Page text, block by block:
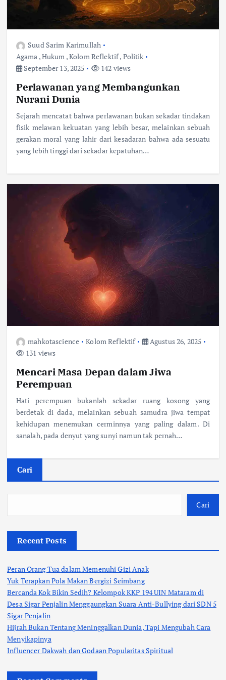
Suud Sarim Karimullah
Agama ,Hukum ,Kolom Reflektif, Politik
September 13, 2025
142 views
Perlawanan yang Membangunkan
Nurani Dunia
Sejarah mencatat bahwa perlawanan bukan sekadar tindakan
fisik melawan kekuatan yang lebih besar, melainkan sebuah
gerakan moral yang lahir dari kesadaran bahwa ada sesuatu
yang lebih tinggi dari sekadar kepatuhan…
mahkotascience Kolom Reflektif
Agustus 26, 2025
131 views
Mencari Masa Depan dalam Jiwa
Perempuan
Hati perempuan bukanlah sekadar ruang kosong yang
berdetak di dada, melainkan sebuah samudra jiwa tempat
kehidupan menemukan cerminnya yang paling dalam. Di
sanalah, pada denyut yang sunyi namun tak pernah…
Cari
Cari
Recent Posts
Peran Orang Tua dalam Memenuhi Gizi Anak
Yuk Terapkan Pola Makan Bergizi Seimbang
Bercanda Kok Bikin Sedih? Kelompok KKP 194 UIN Mataram di
Desa Sigar Penjalin Menggaungkan Suara Anti-Bullying dari SDN 5
Sigar Penjalin
Hijrah Bukan Tentang Meninggalkan Dunia, Tapi Mengubah Cara
Menyikapinya
Influencer Dakwah dan Godaan Popularitas Spiritual